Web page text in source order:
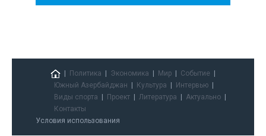
Политика Экономика Мир
Событие
Южный Азербайджан
Культура
Интервью
Виды спорта
Проект Литература
Актуально
Контакты
Условия использования